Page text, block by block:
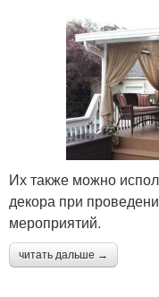
Их также можно
декора при
мероприятий.
читать дальше →